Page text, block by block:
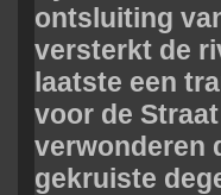
ontsluiting
versterkt de
laatste een
voor de
verwonderen
gekruiste